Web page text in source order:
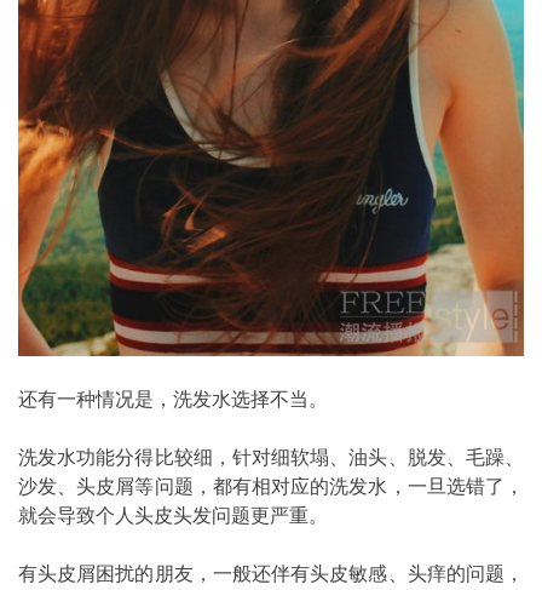
还有一种情况是，洗发水选择不当。
洗发水功能分得比较细，针对细软塌、油头、脱发、毛躁、
沙发、头皮屑等问题，都有相对应的洗发水，一旦选错了，
就会导致个人头皮头发问题更严重。
有头皮屑困扰的朋友，一般还伴有头皮敏感、头痒的问题，